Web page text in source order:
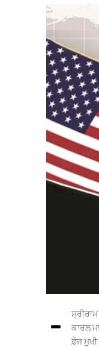
-
ਕਾਰਲ
ਫ਼ੌਜ